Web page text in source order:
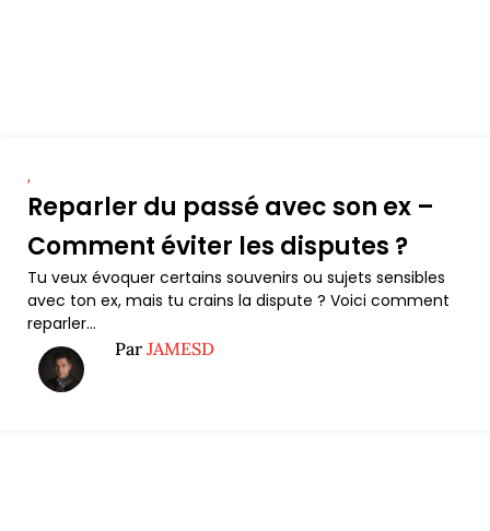
,
Reparler du passé avec son ex –
Comment éviter les disputes ?
Tu veux évoquer certains souvenirs ou sujets sensibles
avec ton ex, mais tu crains la dispute ? Voici comment
reparler...
ParJAMESD